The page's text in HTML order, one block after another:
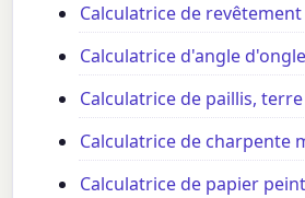
Calculatrice de
Calculatrice d'angle
Calculatrice de paillis,
Calculatrice de charpente
Calculatrice de papier peint